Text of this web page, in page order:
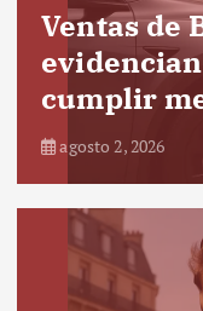
Ventas de
cumplir
agosto 2, 2026